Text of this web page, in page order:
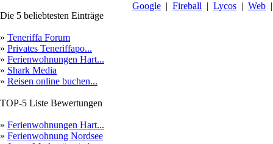
Die 5 beliebtesten Einträge
» Teneriffa Forum
» Privates Teneriffapo...
» Ferienwohnungen Hart...
» Shark Media
» Reisen online buchen...
TOP-5 Liste Bewertungen
» Ferienwohnungen Hart...
» Ferienwohnung Nordsee
Google | Fireball | Lycos | Web